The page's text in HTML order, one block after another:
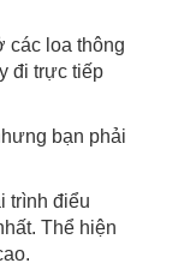
các loa thông
đi trực tiếp
bạn phải
trình điểu
Thể hiện